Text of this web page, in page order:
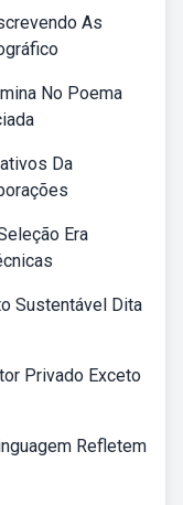
As
No Poema
Da
Era
Sustentável Dita
Privado Exceto
Refletem